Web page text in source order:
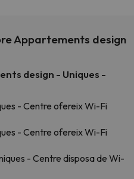
Appartements design
design - Uniques -
- Centre ofereix Wi-Fi
- Centre ofereix Wi-Fi
- Centre disposa de Wi-